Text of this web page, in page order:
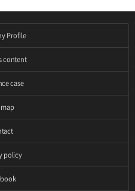
Profile
content
case
policy